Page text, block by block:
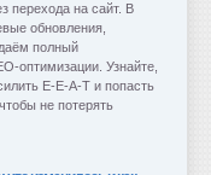
перехода на сайт. В
обновления,
полный
оптимизации. Узнайте,
E-E-A-T и попасть
не потерять